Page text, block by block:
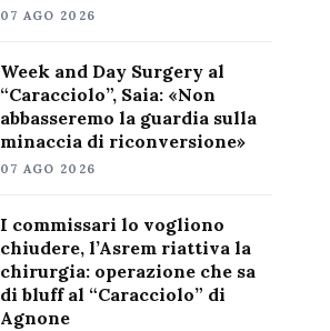
07 AGO 2026
Week and Day Surgery al
“Caracciolo”, Saia: «Non
abbasseremo la guardia sulla
minaccia di riconversione»
07 AGO 2026
I commissari lo vogliono
chiudere, l’Asrem riattiva la
chirurgia: operazione che sa
di bluff al “Caracciolo” di
Agnone